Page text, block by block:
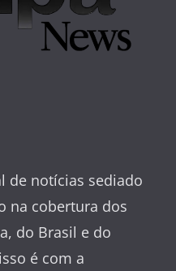
de notícias sediado
na cobertura dos
do Brasil e do
é com a